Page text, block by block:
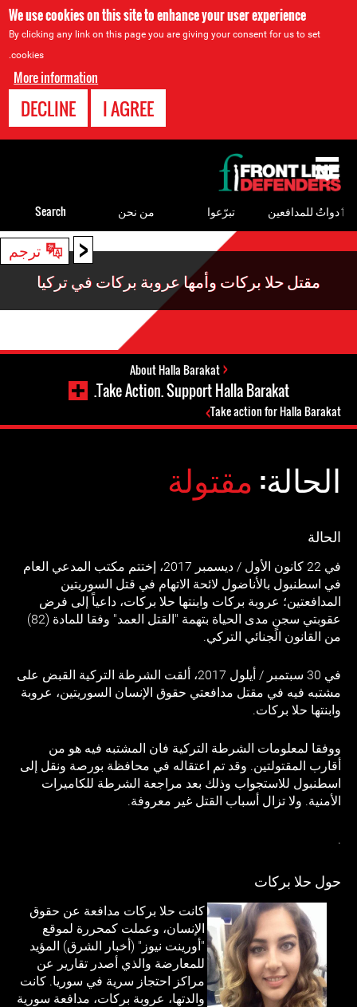
We use cookies on this site to enhance your user experience
By clicking any link on this page you are giving your consent for us to set
cookies.
More information
I AGREE
DECLINE
< ترجم
مقتل حلا بركات وأمها عروبة بركات في تركيا
About Halla Barakat
Take Action. Support Halla Barakat.
Take action for Halla Barakat
الحالة: مقتولة
الحالة
في 22 كانون الأول / ديسمبر 2017، إختتم مكتب المدعي العام
في اسطنبول بالأناضول لائحة الاتهام في قتل السوريتين
المدافعتين؛ عروبة بركات وابنتها حلا بركات، داعياً إلى فرض
عقوبتي سجنٍ مدى الحياة بتهمة "القتل العمد" وفقا للمادة (82)
من القانون الجنائي التركي.
في 30 سبتمبر / أيلول 2017، ألقت الشرطة التركية القبض على
مشتبه فيه في مقتل مدافعتي حقوق الإنسان السوريتين، عروبة
وابنتها حلا بركات.
ووفقا لمعلومات الشرطة التركية فان المشتبه فيه هو من
أقارب المقتولتين. وقد تم اعتقاله في محافظة بورصة ونقل إلى
اسطنبول للاستجواب وذلك بعد مراجعة الشرطة للكاميرات
الأمنية. ولا تزال أسباب القتل غير معروفة.
.
حول حلا بركات
كانت حلا بركات مدافعة عن حقوق
الإنسان، وعملت كمحررة لموقع
"أورينت نيوز" (أخبار الشرق) المؤيد
للمعارضة والذي أصدر تقارير عن
مراكز احتجاز سرية في سوريا. كانت
والدتها، عروبة بركات، مدافعة سورية
to
top
ٲدواتٌ للمدافعين تبرّعوا من نحن Search